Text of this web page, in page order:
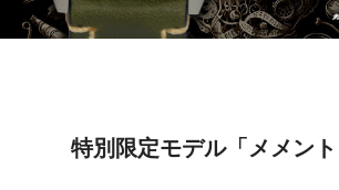
特別限定モデル「メメント